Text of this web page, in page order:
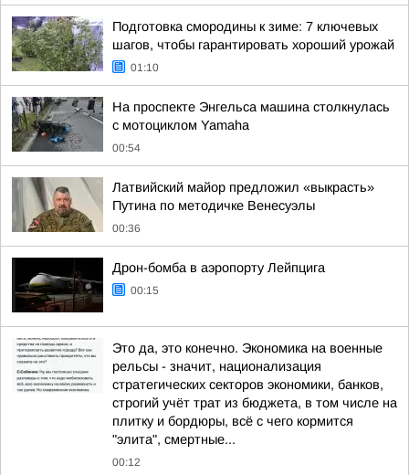
Подготовка смородины к зиме: 7 ключевых
шагов, чтобы гарантировать хороший урожай
01:10
На проспекте Энгельса машина столкнулась
с мотоциклом Yamaha
00:54
Латвийский майор предложил «выкрасть»
Путина по методичке Венесуэлы
00:36
Дрон-бомба в аэропорту Лейпцига
00:15
Это да, это конечно. Экономика на военные
рельсы - значит, национализация
стратегических секторов экономики, банков,
строгий учёт трат из бюджета, в том числе на
плитку и бордюры, всё с чего кормится
"элита", смертные...
00:12